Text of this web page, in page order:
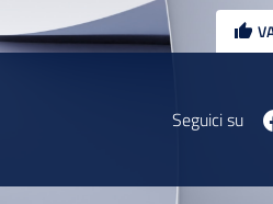
Seguici su